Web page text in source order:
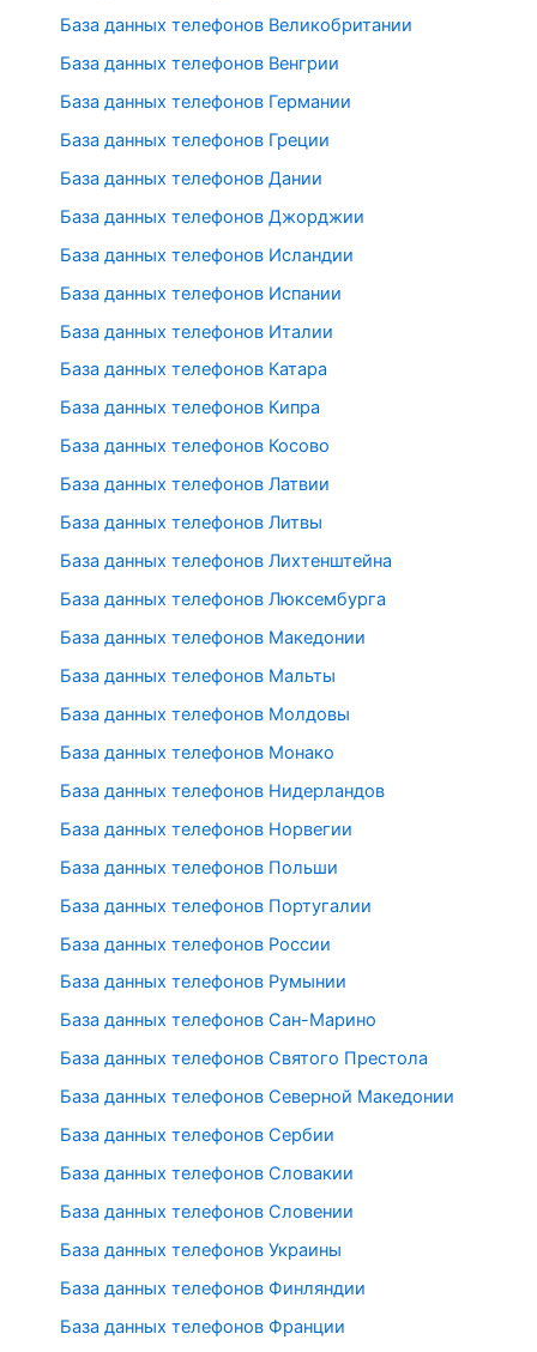
База данных телефонов Великобритании
База данных телефонов Венгрии
База данных телефонов Германии
База данных телефонов Греции
База данных телефонов Дании
База данных телефонов Джорджии
База данных телефонов Исландии
База данных телефонов Испании
База данных телефонов Италии
База данных телефонов Катара
База данных телефонов Кипра
База данных телефонов Косово
База данных телефонов Латвии
База данных телефонов Литвы
База данных телефонов Лихтенштейна
База данных телефонов Люксембурга
База данных телефонов Македонии
База данных телефонов Мальты
База данных телефонов Молдовы
База данных телефонов Монако
База данных телефонов Нидерландов
База данных телефонов Норвегии
База данных телефонов Польши
База данных телефонов Португалии
База данных телефонов России
База данных телефонов Румынии
База данных телефонов Сан-Марино
База данных телефонов Святого Престола
База данных телефонов Северной Македонии
База данных телефонов Сербии
База данных телефонов Словакии
База данных телефонов Словении
База данных телефонов Украины
База данных телефонов Финляндии
База данных телефонов Франции